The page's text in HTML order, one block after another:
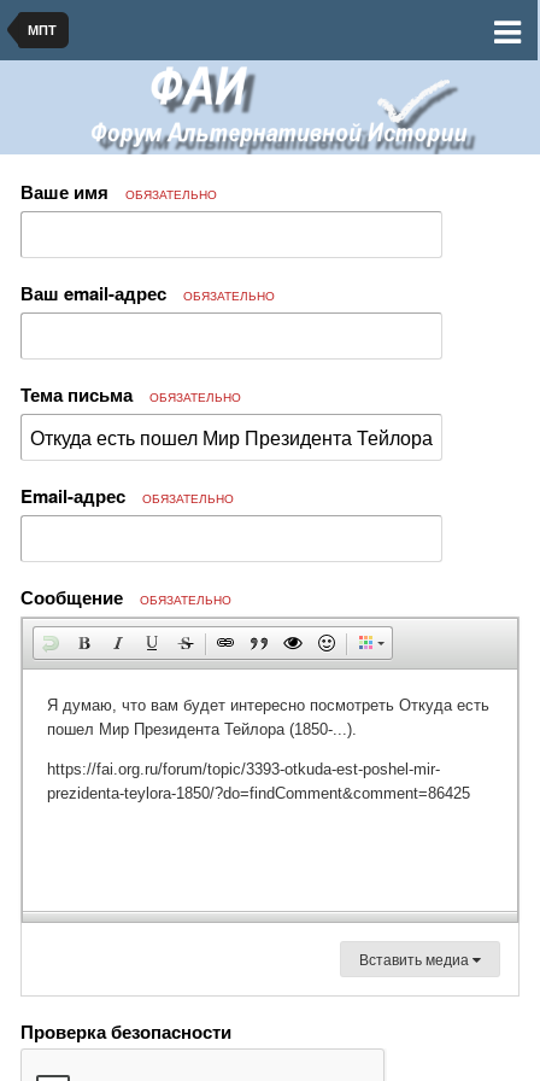
МПТ
Ваше имя ОБЯЗАТЕЛЬНО
Ваш email-адрес ОБЯЗАТЕЛЬНО
Тема письма ОБЯЗАТЕЛЬНО
Email-адрес ОБЯЗАТЕЛЬНО
Сообщение ОБЯЗАТЕЛЬНО
Вставить медиа
Проверка безопасности